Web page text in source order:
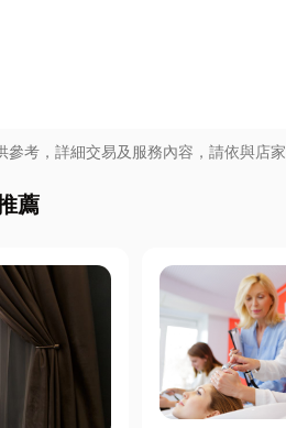
參考，詳細交易及服務內容，請依與店
薦